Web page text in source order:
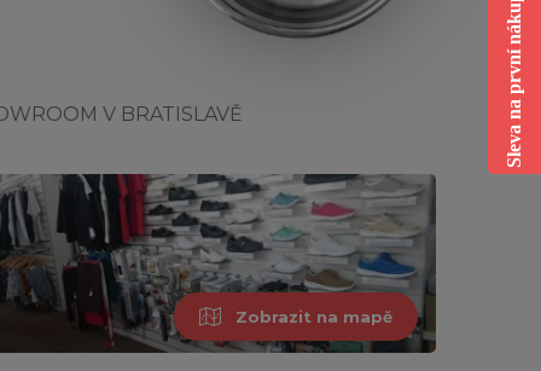
V BRATISLAVĚ
Zobrazit na mapě
Sleva na první nákup